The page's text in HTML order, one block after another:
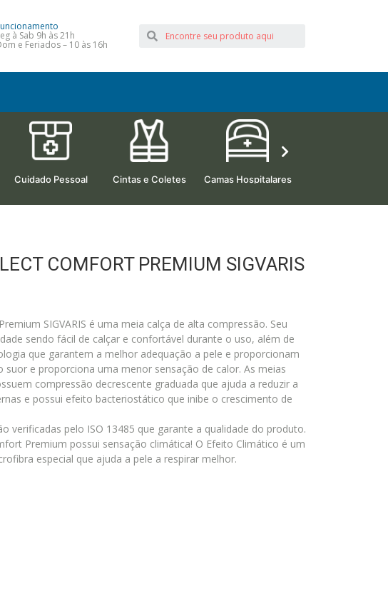
à Sab 9h às 21h
e Feriados – 10 às 16h
Cuidado Pessoal Cintas e Coletes Camas Hospitalares
COMFORT PREMIUM SIGVARIS
SIGVARIS é uma meia calça de alta compressão. Seu
sendo fácil de calçar e confortável durante o uso, além de
que garantem a melhor adequação a pele e proporcionam
e proporciona uma menor sensação de calor. As meias
compressão decrescente graduada que ajuda a reduzir a
e possui efeito bacteriostático que inibe o crescimento de
verificadas pelo ISO 13485 que garante a qualidade do produto.
Premium possui sensação climática! O Efeito Climático é um
especial que ajuda a pele a respirar melhor.